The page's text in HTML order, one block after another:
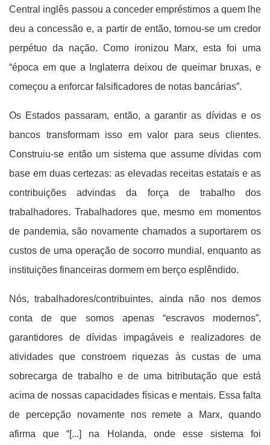
Central inglês passou a conceder empréstimos a quem lhe
deu a concessão e, a partir de então, tornou-se um credor
perpétuo da nação. Como ironizou Marx, esta foi uma
“época em que a Inglaterra deixou de queimar bruxas, e
começou a enforcar falsificadores de notas bancárias”.
Os Estados passaram, então, a garantir as dívidas e os
bancos transformam isso em valor para seus clientes.
Construiu-se então um sistema que assume dívidas com
base em duas certezas: as elevadas receitas estatais e as
contribuições advindas da força de trabalho dos
trabalhadores. Trabalhadores que, mesmo em momentos
de pandemia, são novamente chamados a suportarem os
custos de uma operação de socorro mundial, enquanto as
instituições financeiras dormem em berço esplêndido.
Nós, trabalhadores/contribuintes, ainda não nos demos
conta de que somos apenas “escravos modernos”,
garantidores de dívidas impagáveis e realizadores de
atividades que constroem riquezas às custas de uma
sobrecarga de trabalho e de uma bitributação que está
acima de nossas capacidades físicas e mentais. Essa falta
de percepção novamente nos remete a Marx, quando
afirma que “[...] na Holanda, onde esse sistema foi